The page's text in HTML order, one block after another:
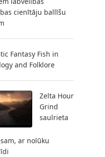
cienītāju ballīšu
Fantasy Fish in
and Folklore
Zelta Hour
Grind
saulrieta
ar nolūku